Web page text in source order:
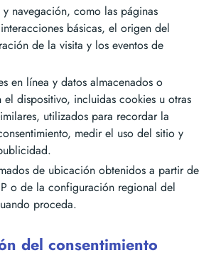
y navegación, como las páginas
básicas, el origen del
de la visita y los eventos de
en línea y datos almacenados o
el dispositivo, incluidas cookies u otras
utilizados para recordar la
medir el uso del sitio y
de ubicación obtenidos a partir de
o de la configuración regional del
proceda.
del consentimiento